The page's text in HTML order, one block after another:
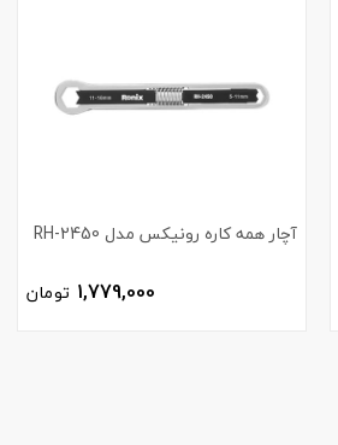
آچار همه کاره رونیکس مدل RH-2450
1,779,000 تومان